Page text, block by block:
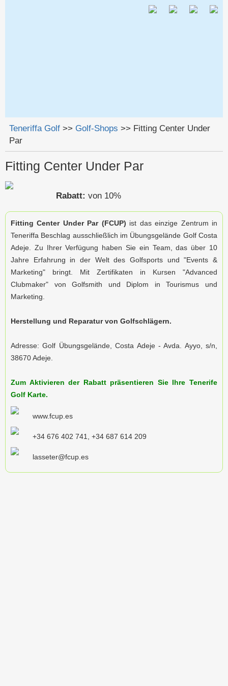
Sie sind hier
Teneriffa Golf >> Golf-Shops >> Fitting Center Under
Par
Fitting Center Under Par
Rabatt: von 10%
Fitting Center Under Par (FCUP) ist das einzige Zentrum in
Teneriffa Beschlag ausschließlich im Übungsgelände Golf Costa
Adeje. Zu Ihrer Verfügung haben Sie ein Team, das über 10
Jahre Erfahrung in der Welt des Golfsports und "Events &
Marketing" bringt. Mit Zertifikaten in Kursen "Advanced
Clubmaker" von Golfsmith und Diplom in Tourismus und
Marketing.
Herstellung und Reparatur von Golfschlägern.
Adresse: Golf Übungsgelände, Costa Adeje - Avda. Ayyo, s/n,
38670 Adeje.
Zum Aktivieren der Rabatt präsentieren Sie Ihre Tenerife
Golf Karte.
www.fcup.es
+34 676 402 741, +34 687 614 209
lasseter@fcup.es